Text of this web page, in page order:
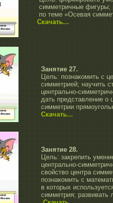
симметричные фигуры;
по теме «Осевая
Скачать...
Занятие 27.
Цель: познакомить с
симметрией; научить
центрально-
дать представление о
симметрии
Скачать...
Занятие 28.
Цель: закрепить
центрально-
свойство центра
познакомить с
в которых
симметрия; развивать